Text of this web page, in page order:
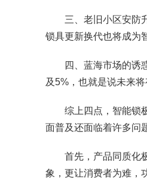
三、老旧小区安防
锁具更新换代也将成为
四、蓝海市场的诱
及5%，也就是说未来
综上四点，智能锁
面普及还面临着许多问
首先，产品同质化
象，更让消费者为难，